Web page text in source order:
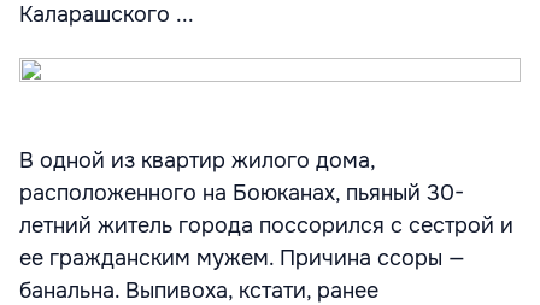
Каларашского ...
В одной из квартир жилого дома,
расположенного на Боюканах, пьяный 30-
летний житель города поссорился с сестрой и
ее гражданским мужем. Причина ссоры —
банальна. Выпивоха, кстати, ранее